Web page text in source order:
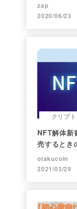
zap
2020/06/23
クリプト
NFT解体新
売するとき
ト】
otakucoin
2021/03/29